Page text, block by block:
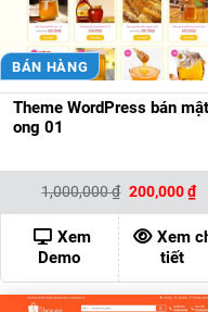
BÁN HÀNG
Theme WordPress bán mật
ong 01
1,000,000₫ Giá
là:
1,000,000
200,000₫
Xem
Demo
Xem
tiết